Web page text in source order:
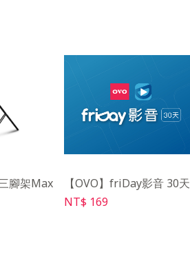
腳架Max
【OVO】friDay影音 30天
NT$ 169